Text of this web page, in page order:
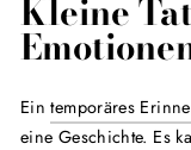
Kleine
Eintemporäres
eine Geschichte. Es